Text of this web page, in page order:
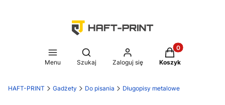
Menu
Otwórz wyszukiwarkę
Szukaj Zaloguj się
Produkty w
Koszyk
HAFT-PRINT Gadżety Do pisania Długopisy metalowe